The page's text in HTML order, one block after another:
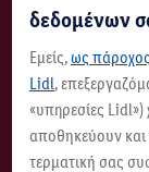
δεδομένων
Εμείς,ως
Lidl,
«υπηρεσίες
αποθηκεύουν
τερματική σας